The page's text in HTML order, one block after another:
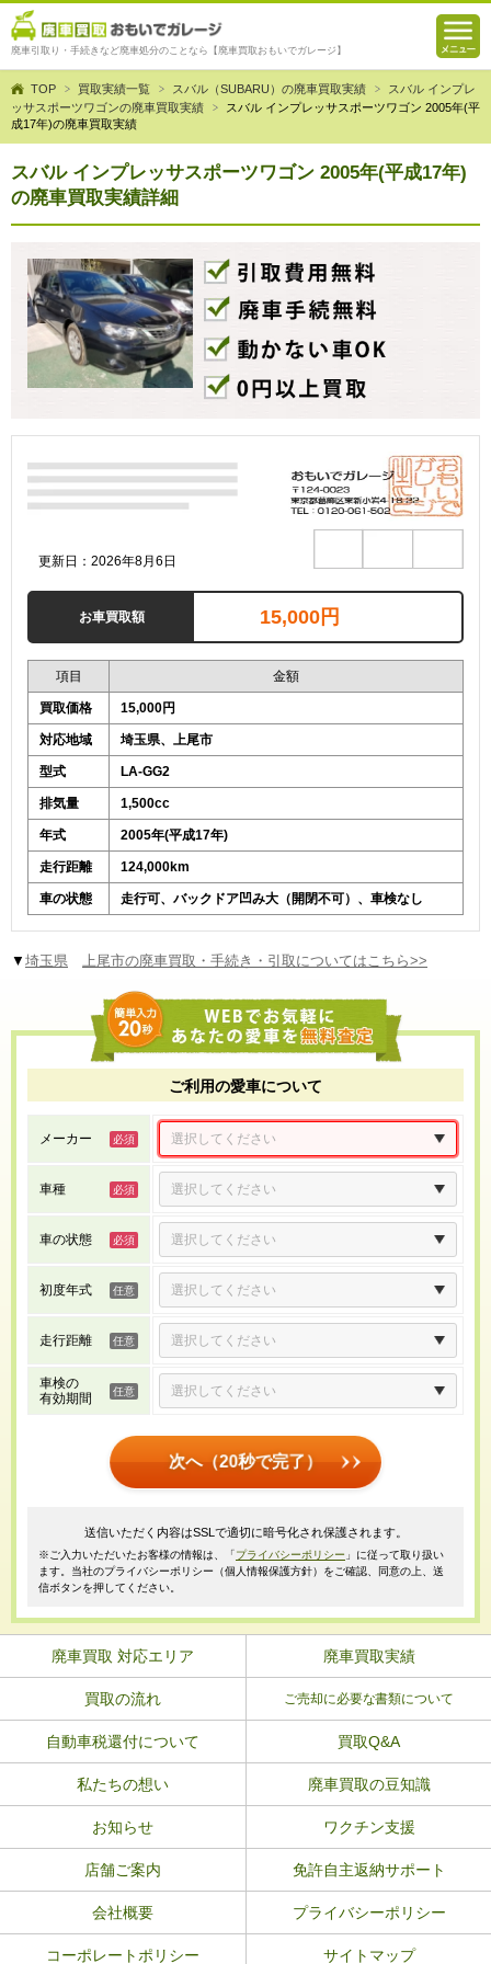
廃車引取り・手続きなど廃車処分のことなら【廃車買取おもいでガレージ】
TOP 買取実績一覧 スバル（SUBARU）の廃車買取実績
スバル インプレ
ッサスポーツワゴンの廃車買取実績
スバル インプレッサスポーツワゴン 2005年(平
成17年)の廃車買取実績
スバル インプレッサスポーツワゴン 2005年(平成17年)
の廃車買取実績詳細
更新日：2026年8月6日
お車買取額 15,000円
項目 金額
買取価格 15,000円
対応地域 埼玉県、上尾市
型式 LA-GG2
排気量 1,500cc
年式 2005年(平成17年)
走行距離 124,000km
車の状態 走行可、バックドア凹み大（開閉不可）、車検なし
▼ 埼玉県 上尾市の廃車買取・手続き・引取についてはこちら>>
ご利用の愛車について
メーカー
車種
車の状態
初度年式
走行距離
車検の
有効期間
次へ（20秒で完了）
送信いただく内容はSSLで適切に暗号化され保護されます。
※ご入力いただいたお客様の情報は、「 プライバシーポリシー 」に従って取り扱い
ます。当社のプライバシーポリシー（個人情報保護方針）をご確認、同意の上、送
信ボタンを押してください。
廃車買取 対応エリア 廃車買取実績
買取の流れ ご売却に必要な書類について
自動車税還付について 買取Q&A
私たちの想い 廃車買取の豆知識
お知らせ ワクチン支援
店舗ご案内 免許自主返納サポート
会社概要 プライバシーポリシー
コーポレートポリシー サイトマップ